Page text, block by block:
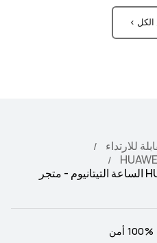
>
للارتداء
اشتر HUAWEI WATCH GT 3 Pro الساعة التيتانيوم - متجر
100% أمن